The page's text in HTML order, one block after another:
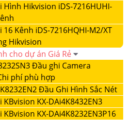
Hình Hikvision iDS-7216HUHI-
Kênh iDS-7216HQHI-M2/XT
Hikvision
cho dự án Giá Rẻ
Đầu ghi Camera
phí phù hợp
Đầu Ghi Hình Sắc Nét
KX-DAi4K8432EN3
KX-DAi4K8232EN3P16